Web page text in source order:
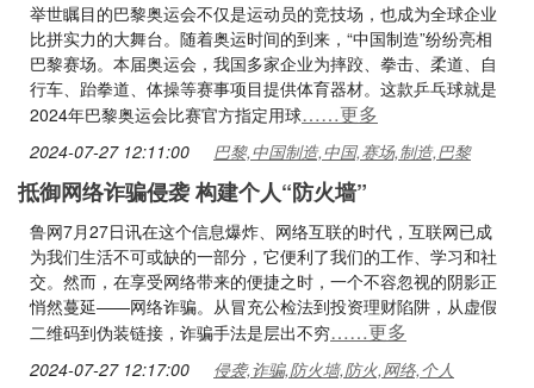
举世瞩目的巴黎奥运会不仅是运动员的竞技场，也成为全球企业
比拼实力的大舞台。随着奥运时间的到来，“中国制造”纷纷亮相
巴黎赛场。本届奥运会，我国多家企业为摔跤、拳击、柔道、自
行车、跆拳道、体操等赛事项目提供体育器材。这款乒乓球就是
2024年巴黎奥运会比赛官方指定用球……更多
2024-07-27 12:11:00 巴黎,中国制造,中国,赛场,制造,巴黎
抵御网络诈骗侵袭 构建个人“防火墙”
鲁网7月27日讯在这个信息爆炸、网络互联的时代，互联网已成
为我们生活不可或缺的一部分，它便利了我们的工作、学习和社
交。然而，在享受网络带来的便捷之时，一个不容忽视的阴影正
悄然蔓延——网络诈骗。从冒充公检法到投资理财陷阱，从虚假
二维码到伪装链接，诈骗手法是层出不穷……更多
2024-07-27 12:17:00 侵袭,诈骗,防火墙,防火,网络,个人